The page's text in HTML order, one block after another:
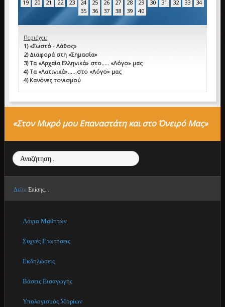
19
20 21 22 23 24 25 26 27 28 29 30 31 32 33
34
35
36 37 38 39 40
Περιέχει:
1) «Σωστό - Λάθος»
2) Διαφορά στη «Σημασία»
3) Τα «Αρχαία Ελληνικά» στο….. «Λόγο» μας
4) Τα «Λατινικά»….. στο «Λόγο» μας
4) Κανόνες τονισμού
«Στον Μικρό μου Επαναστάτη και στο Όνειρό Μας»
Αναζήτηση...
Δείτε Επίσης...
Λόγια Μαθητών
Συχνές Ερωτήσεις
Εκδηλώσεις
Βάσεις Εισαγωγής
Υπολογισμός Μορίων